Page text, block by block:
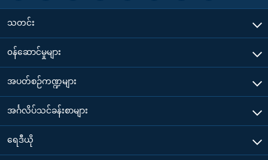
သတင်း
၀န်ဆောင်မှုများ
အပတ်စဉ်ကဏ္ဍများ
အင်္ဂလိပ်သင်ခန်းစာများ
ရေဒီယို